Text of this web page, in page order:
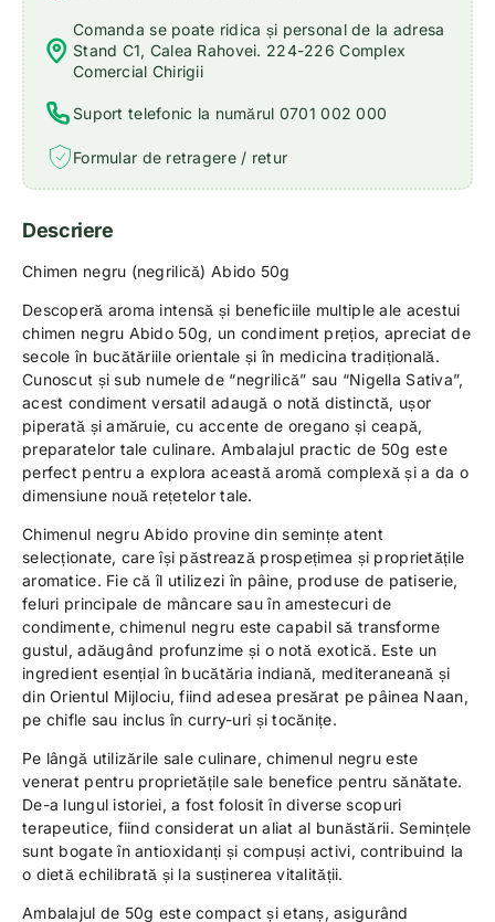
Comanda se poate ridica și personal de la adresa
Stand C1, Calea Rahovei. 224-226 Complex
Comercial Chirigii
Suport telefonic la numărul 0701 002 000
Formular de retragere / retur
Descriere
Chimen negru (negrilică) Abido 50g
Descoperă aroma intensă și beneficiile multiple ale acestui
chimen negru Abido 50g, un condiment prețios, apreciat de
secole în bucătăriile orientale și în medicina tradițională.
Cunoscut și sub numele de “negrilică” sau “Nigella Sativa”,
acest condiment versatil adaugă o notă distinctă, ușor
piperată și amăruie, cu accente de oregano și ceapă,
preparatelor tale culinare. Ambalajul practic de 50g este
perfect pentru a explora această aromă complexă și a da o
dimensiune nouă rețetelor tale.
Chimenul negru Abido provine din semințe atent
selecționate, care își păstrează prospețimea și proprietățile
aromatice. Fie că îl utilizezi în pâine, produse de patiserie,
feluri principale de mâncare sau în amestecuri de
condimente, chimenul negru este capabil să transforme
gustul, adăugând profunzime și o notă exotică. Este un
ingredient esențial în bucătăria indiană, mediteraneană și
din Orientul Mijlociu, fiind adesea presărat pe pâinea Naan,
pe chifle sau inclus în curry-uri și tocănițe.
Pe lângă utilizările sale culinare, chimenul negru este
venerat pentru proprietățile sale benefice pentru sănătate.
De-a lungul istoriei, a fost folosit în diverse scopuri
terapeutice, fiind considerat un aliat al bunăstării. Semințele
sunt bogate în antioxidanți și compuși activi, contribuind la
o dietă echilibrată și la susținerea vitalității.
Ambalajul de 50g este compact și etanș, asigurând